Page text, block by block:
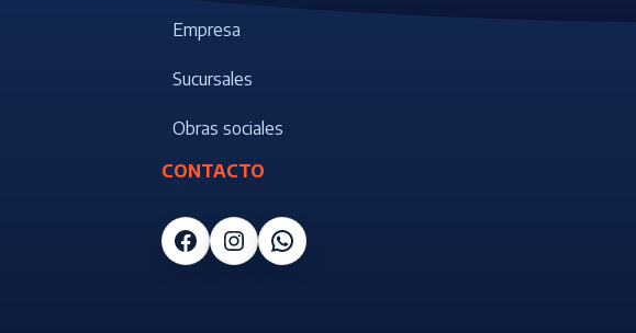
Empresa
Sucursales
Obras sociales
CONTACTO
Facebook
Instagram
WhatsApp